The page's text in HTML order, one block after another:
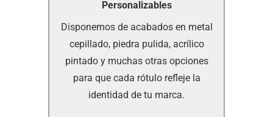
Personalizables
Disponemos de acabados en metal
cepillado, piedra pulida, acrílico
pintado y muchas otras opciones
para que cada rótulo refleje la
identidad de tu marca.
Personalizables
Disponemos de acabados en metal
cepillado, piedra pulida, acrílico
pintado y muchas otras opciones
para que cada rótulo refleje la
identidad de tu marca.